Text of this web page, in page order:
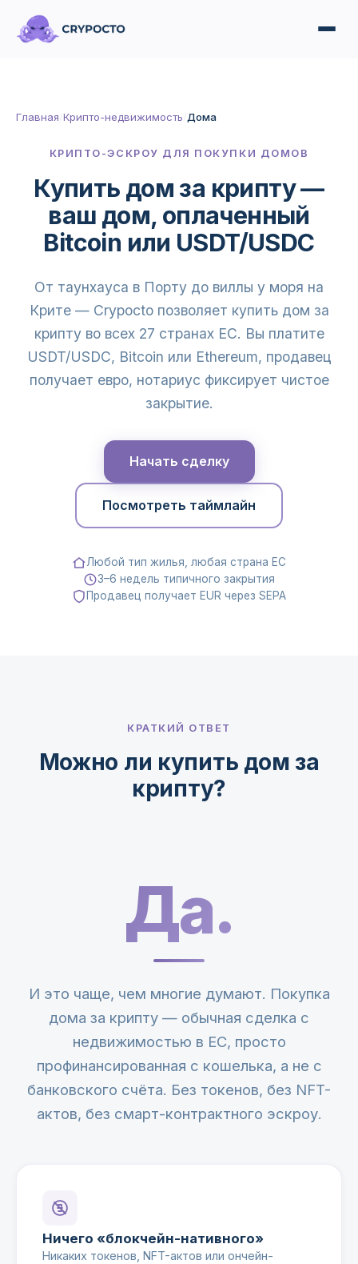
Главная Крипто-недвижимость Дома
КРИПТО-ЭСКРОУ ДЛЯ ПОКУПКИ ДОМОВ
Купить дом за крипту —
ваш дом, оплаченный
Bitcoin или USDT/USDC
От таунхауса в Порту до виллы у моря на
Крите — Crypocto позволяет купить дом за
крипту во всех 27 странах ЕС. Вы платите
USDT/USDC, Bitcoin или Ethereum, продавец
получает евро, нотариус фиксирует чистое
закрытие.
Начать сделку
Посмотреть таймлайн
Любой тип жилья, любая страна ЕС
3–6 недель типичного закрытия
Продавец получает EUR через SEPA
КРАТКИЙ ОТВЕТ
Можно ли купить дом за
крипту?
Да.
И это чаще, чем многие думают. Покупка
дома за крипту — обычная сделка с
недвижимостью в ЕС, просто
профинансированная с кошелька, а не с
банковского счёта. Без токенов, без NFT-
актов, без смарт-контрактного эскроу.
Ничего «блокчейн-нативного»
Никаких токенов, NFT-актов или ончейн-